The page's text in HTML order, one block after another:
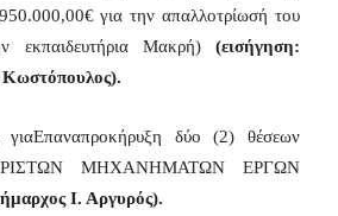
για την απαλλοτρίωσή του
Μακρή) (εισήγηση:
Κωστόπουλος).
δύο (2) θέσεων
ΜΗΧΑΝΗΜΑΤΩΝ ΕΡΓΩΝ
Ι. Αργυρός).